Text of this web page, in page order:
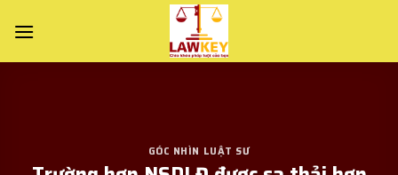
GÓC NHÌN LUẬT SƯ